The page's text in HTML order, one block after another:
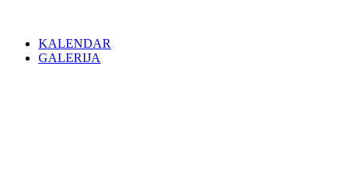
KALENDAR
GALERIJA